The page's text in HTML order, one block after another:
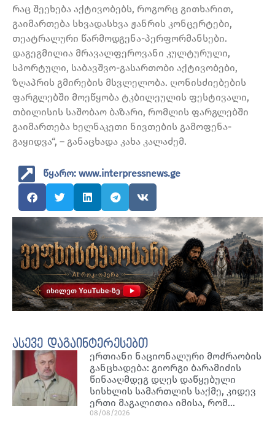
რაც შეეხება აქტივობებს, როგორც გითხარით,
გაიმართება სხვადასხვა ჟანრის კონცერტები,
თეატრალური წარმოდგენა-პერფორმანსები.
დაგეგმილია მრავალფეროვანი კულტურული,
სპორტული, საბავშვო-გასართობი აქტივობები,
ზღაპრის გმირების მსვლელობა. ღონისძიებების
ფარგლებში მოეწყობა ტკბილეულის ფესტივალი,
თბილისის საშობაო ბაზარი, რომლის ფარგლებში
გაიმართება ხელნაკეთი ნივთების გამოფენა-
გაყიდვა“, – განაცხადა კახა კალაძემ.
წყარო: www.interpressnews.ge
ასევე დაგაინტერესებთ
ერთიანი ნაციონალური მოძრაობის
განცხადება: გიორგი ბარამიძის
წინააღმდეგ დღეს დაწყებული
სისხლის სამართლის საქმე, კიდევ
ერთი მაგალითია იმისა, რომ…
08/08/2026